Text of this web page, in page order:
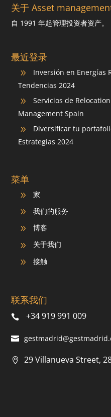
关于 Asset
自 1991 年起管理投资者资产。
最近登录
9
Inversión en Energías
Tendencias 2024
9
Servicios de
Management Spain
9
Diversificar tu
Estrategias 2024
菜单
9 家
9 我们的服务
9 博客
9 关于我们
9 接触
联系我们
+34 919 991 009
29 Villanueva Street,